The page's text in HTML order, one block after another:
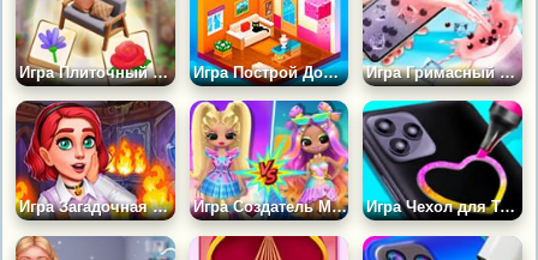
Игра Плиточный Сад: Дизайн Крошечного Дома Игра Построй Дом Мечты: Головоломка Игра Гримасный Коктейль Своими Руками
Игра Загадочная История Ведьмы и Дизайн Дома Игра Создатель Модных Кукол Игра Чехол для Телефона Своими Руками 4